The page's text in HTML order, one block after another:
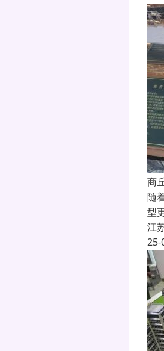
商
随
型
江
25-